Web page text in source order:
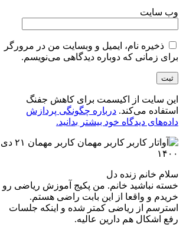
وب‌ سایت
ذخیره نام، ایمیل و وبسایت من در مرورگر
برای زمانی که دوباره دیدگاهی می‌نویسم.
این سایت از اکیسمت برای کاهش جفنگ
استفاده می‌کند. درباره چگونگی پردازش
داده‌های دیدگاه خود بیشتر بدانید.
کاربر مهمان
۲۱ دی
۱۴۰۰
سلام خانم زنده دل
خسته نباشید خانم. من پکیج آموزش ریاضی رو
خریدم و واقعا از این بابت راضی هستم.
استرسم از ریاضی کمتر شده و اینکه جلسات
رفع اشکال هم دارین عالیه.